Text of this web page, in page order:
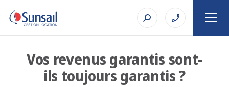
Vos revenus garantis sont-
ils toujours garantis ?